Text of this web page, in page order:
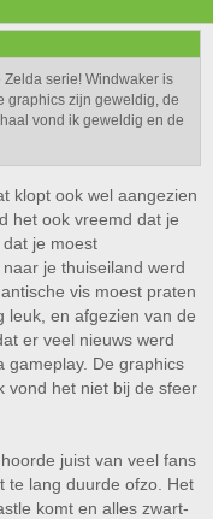
dungeons in de
Ruin in the Sky dan een
ik door deze dungeon
serie! Windwaker is
graphics zijn geweldig, de
vond ik geweldig en de
klopt ook wel aangezien
het ook vreemd dat je
je moest
je thuiseiland werd
vis moest praten
leuk, en afgezien van de
er veel nieuws werd
gameplay. De graphics
vond het niet bij de sfeer
juist van veel fans
te lang duurde ofzo. Het
komt en alles zwart-